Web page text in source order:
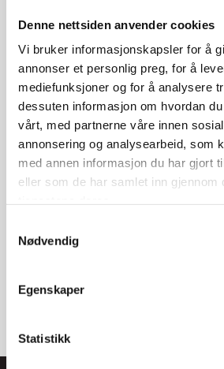
Denne nettsiden anvender cookies
Vi bruker informasjonskapsler for å
annonser et personlig preg, for å
mediefunksjoner og for å analysere
dessuten informasjon om hvordan
vårt, med partnerne våre innen
annonsering og analysearbeid, som
med annen informasjon du har gjort
eller som de har samlet inn gjennom
Nødvendig
Egenskaper
Statistikk
Laft
Stavlaft
Detaljer og særpreg
Bygg med sjel
Kontakt oss for mer informasjon